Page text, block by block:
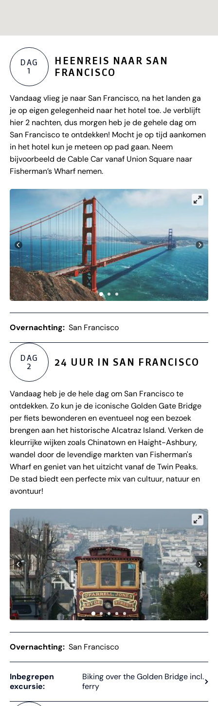
DAG
1
HEENREIS NAAR SAN
FRANCISCO
Vandaag vlieg je naar San Francisco, na het landen ga
je op eigen gelegenheid naar het hotel toe. Je verblijft
hier 2 nachten, dus morgen heb je de gehele dag om
San Francisco te ontdekken! Mocht je op tijd aankomen
in het hotel kun je meteen op pad gaan. Neem
bijvoorbeeld de Cable Car vanaf Union Square naar
Fisherman’s Wharf nemen.
Overnachting: San Francisco
DAG
2
24 UUR IN SAN FRANCISCO
Vandaag heb je de hele dag om San Francisco te
ontdekken. Zo kun je de iconische Golden Gate Bridge
per fiets bewonderen en eventueel nog een bezoek
brengen aan het historische Alcatraz Island. Verken de
kleurrijke wijken zoals Chinatown en Haight-Ashbury,
wandel door de levendige markten van Fisherman's
Wharf en geniet van het uitzicht vanaf de Twin Peaks.
De stad biedt een perfecte mix van cultuur, natuur en
avontuur!
Overnachting: San Francisco
Inbegrepen
excursie:
Biking over the Golden Bridge incl.
ferry